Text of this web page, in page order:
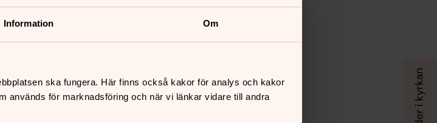
Information Om
ska fungera. Här finns också kakor för analys och kakor
används för marknadsföring och när vi länkar vidare till andra